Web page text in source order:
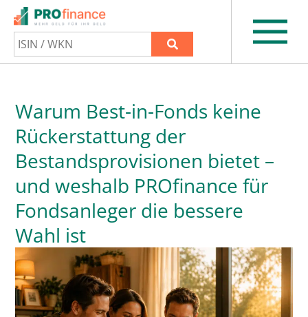
Warum Best-in-Fonds keine
Rückerstattung der
Bestandsprovisionen bietet –
und weshalb PROfinance für
Fondsanleger die bessere
Wahl ist